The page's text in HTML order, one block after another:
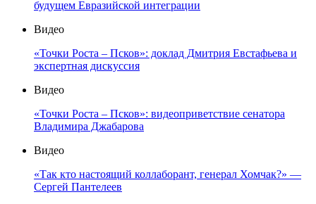
будущем Евразийской интеграции
Видео
«Точки Роста – Псков»: доклад Дмитрия Евстафьева и
экспертная дискуссия
Видео
«Точки Роста – Псков»: видеоприветствие сенатора
Владимира Джабарова
Видео
«Так кто настоящий коллаборант, генерал Хомчак?» —
Сергей Пантелеев